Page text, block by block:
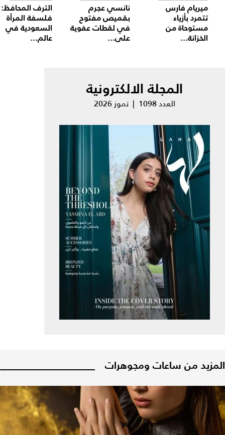
ميريام فارس
تتمرد بأزياء
مستوحاة من
الخزانة...
نانسي عجرم
بقميص مفتوح
في لقطات عفوية
على...
الترف المحافظ:
فلسفة المرأة
السعودية في
عالم...
المجلة الالكترونية
العدد 1098 | تموز 2026
المزيد من ساعات ومجوهرات